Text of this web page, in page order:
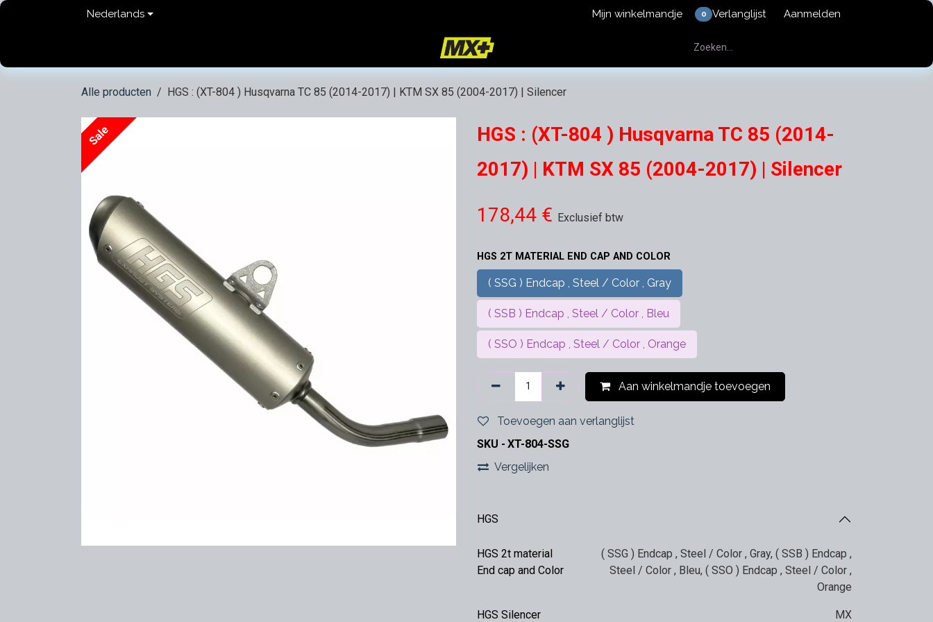
Overslaan naar inhoud
Nederlands Mijn winkelmandje 0 Verlanglijst Aanmelden
Terms and Conditions
Alle producten HGS : (XT-804 ) Husqvarna TC 85 (2014-2017) | KTM SX 85 (2004-2017) | Silencer
Sale
HGS : (XT-804 ) Husqvarna TC 85 (2014-
2017) | KTM SX 85 (2004-2017) | Silencer
178,44 € Exclusief btw
HGS 2T MATERIAL END CAP AND COLOR
( SSG ) Endcap , Steel / Color , Gray
( SSB ) Endcap , Steel / Color , Bleu
( SSO ) Endcap , Steel / Color , Orange
Aan winkelmandje toevoegen
Toevoegen aan verlanglijst
SKU - XT-804-SSG
Vergelijken
HGS
HGS 2t material
End cap and Color
( SSG ) Endcap , Steel / Color , Gray, ( SSB ) Endcap ,
Steel / Color , Bleu, ( SSO ) Endcap , Steel / Color ,
Orange
HGS Silencer
MX